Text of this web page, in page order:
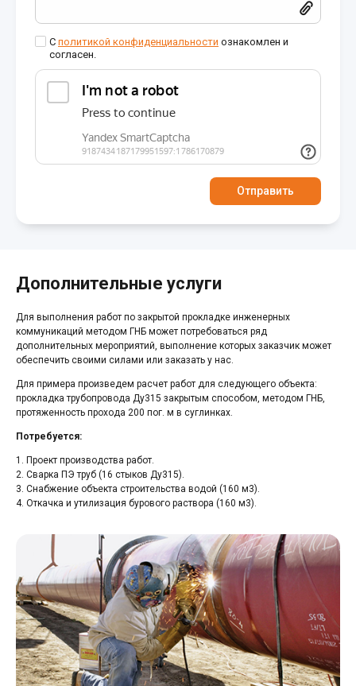
С политикой конфиденциальности ознакомлен и
согласен.
Отправить
Дополнительные услуги
Для выполнения работ по закрытой прокладке инженерных
коммуникаций методом ГНБ может потребоваться ряд
дополнительных мероприятий, выполнение которых заказчик может
обеспечить своими силами или заказать у нас.
Для примера произведем расчет работ для следующего объекта:
прокладка трубопровода Ду315 закрытым способом, методом ГНБ,
протяженность прохода 200 пог. м в суглинках.
Потребуется:
1. Проект производства работ.
2. Сварка ПЭ труб (16 стыков Ду315).
3. Снабжение объекта строительства водой (160 м3).
4. Откачка и утилизация бурового раствора (160 м3).